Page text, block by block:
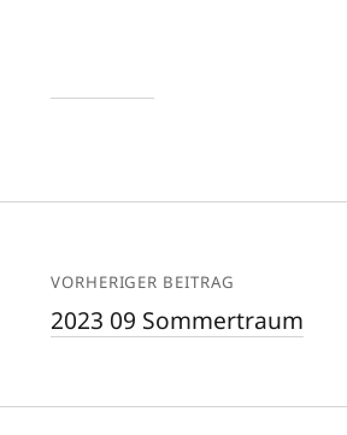
VORHERIGER BEITRAG
2023 09 Sommertraum